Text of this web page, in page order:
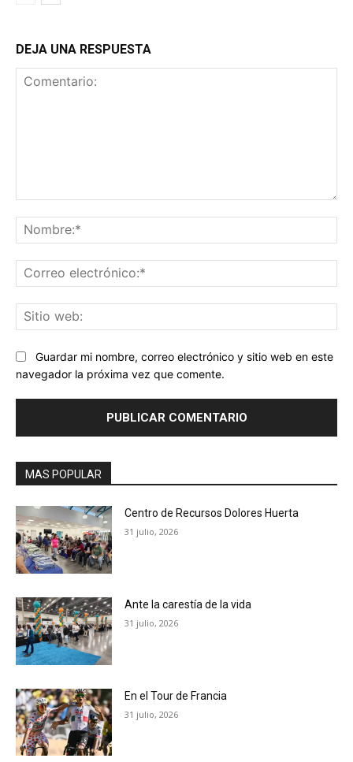
DEJA UNA RESPUESTA
Guardar mi nombre, correo electrónico y sitio web en este
navegador la próxima vez que comente.
MAS POPULAR
Centro de Recursos Dolores Huerta
31 julio, 2026
Ante la carestía de la vida
31 julio, 2026
En el Tour de Francia
31 julio, 2026